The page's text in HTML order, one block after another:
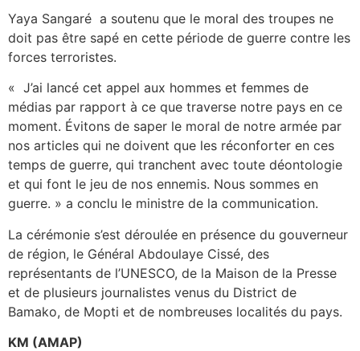
Yaya Sangaré a soutenu que le moral des troupes ne
doit pas être sapé en cette période de guerre contre les
forces terroristes.
« J’ai lancé cet appel aux hommes et femmes de
médias par rapport à ce que traverse notre pays en ce
moment. Évitons de saper le moral de notre armée par
nos articles qui ne doivent que les réconforter en ces
temps de guerre, qui tranchent avec toute déontologie
et qui font le jeu de nos ennemis. Nous sommes en
guerre. » a conclu le ministre de la communication.
La cérémonie s’est déroulée en présence du gouverneur
de région, le Général Abdoulaye Cissé, des
représentants de l’UNESCO, de la Maison de la Presse
et de plusieurs journalistes venus du District de
Bamako, de Mopti et de nombreuses localités du pays.
KM (AMAP)